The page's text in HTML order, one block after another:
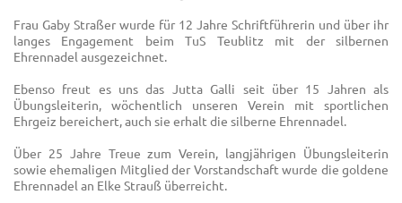
Frau Gaby Straßer wurde für 12 Jahre Schriftführerin und über ihr
langes Engagement beim TuS Teublitz mit der silbernen
Ehrennadel ausgezeichnet.
Ebenso freut es uns das Jutta Galli seit über 15 Jahren als
Übungsleiterin, wöchentlich unseren Verein mit sportlichen
Ehrgeiz bereichert, auch sie erhalt die silberne Ehrennadel.
Über 25 Jahre Treue zum Verein, langjährigen Übungsleiterin
sowie ehemaligen Mitglied der Vorstandschaft wurde die goldene
Ehrennadel an Elke Strauß überreicht.